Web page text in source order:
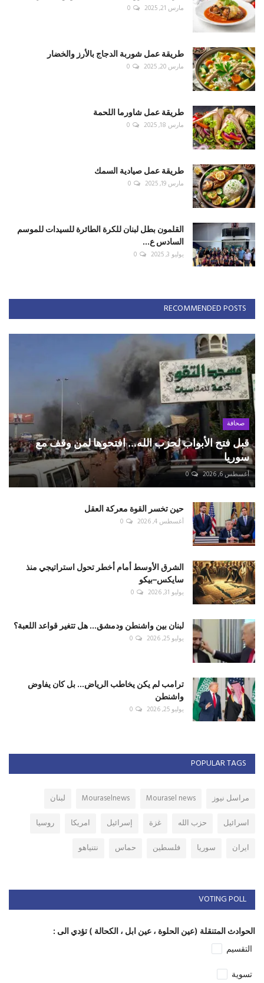
مارس 21, 2025 0
طريقة عمل شوربة الدجاج بالأرز والخضار
مارس 20, 2025 0
طريقة عمل شاورما اللحمة
مارس 18, 2025 0
طريقة عمل صيادية السمك
مارس 19, 2025 0
القلمون بطل لبنان للكرة الطائرة للسيدات للموسم
السادس ع...
يوليو 3, 2025 0
RECOMMENDED POSTS
صحافة
قبل فتح الأبواب لحزب الله... افتحوها لمن وقف مع
سوريا
أغسطس 6, 2026 0
حين تخسر القوة معركة العقل
أغسطس 4, 2026 0
الشرق الأوسط أمام أخطر تحول استراتيجي منذ
سايكس–بيكو
يوليو 31, 2026 0
لبنان بين واشنطن ودمشق... هل تتغير قواعد اللعبة؟
يوليو 25, 2026 0
ترامب لم يكن يخاطب الرياض... بل كان يفاوض
واشنطن
يوليو 25, 2026 0
POPULAR TAGS
مراسل نيوز Mourasel news
Mouraselnews
لبنان
اسرائيل
حزب الله غزة إسرائيل امريكا
روسيا
ايران
سوريا فلسطين حماس نتنياهو
VOTING POLL
الحوادث المتنقلة (عين الحلوة ، عين ابل ، الكحالة ) تؤدي الى :
التقسيم
تسوية